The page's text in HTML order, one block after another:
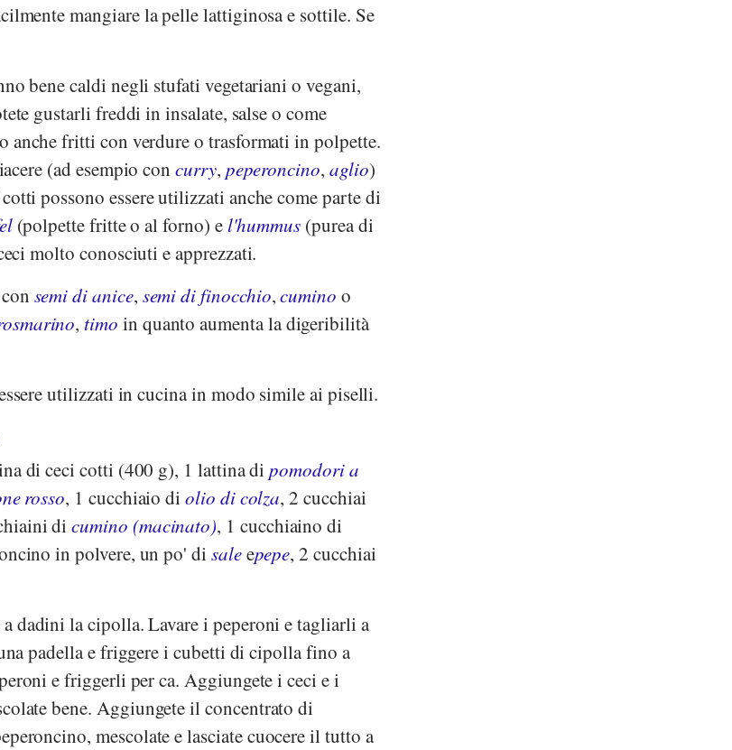
mangiare la pelle lattiginosa e sottile. Se
bene caldi negli stufati vegetariani o vegani,
gustarli freddi in insalate, salse o come
anche fritti con verdure o trasformati in polpette.
(ad esempio concurry, peperoncino, aglio)
possono essere utilizzati anche come parte di
(polpette fritte o al forno) e l'hummus (purea di
molto conosciuti e apprezzati.
semi di anice, semi di finocchio,cumino o
,timo in quanto aumenta la digeribilità
utilizzati in cucina in modo simile ai piselli.
di ceci cotti (400 g), 1 lattina dipomodori a
rosso, 1 cucchiaio diolio di colza, 2 cucchiai
dicumino (macinato), 1 cucchiaino di
in polvere, un po' di saleepepe, 2 cucchiai
a dadini la cipolla. Lavare i peperoni e tagliarli a
padella e friggere i cubetti di cipolla fino a
e friggerli per ca. Aggiungete i ceci e i
bene. Aggiungete il concentrato di
mescolate e lasciate cuocere il tutto a